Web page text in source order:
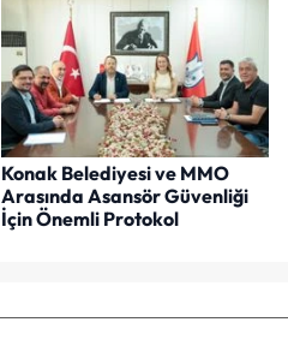
Konak Belediyesi ve MMO
Arasında Asansör Güvenliği
İçin Önemli Protokol